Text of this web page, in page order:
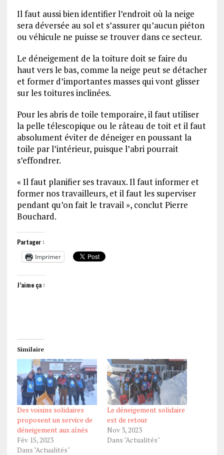
Il faut aussi bien identifier l’endroit où la neige
sera déversée au sol et s’assurer qu’aucun piéton
ou véhicule ne puisse se trouver dans ce secteur.
Le déneigement de la toiture doit se faire du
haut vers le bas, comme la neige peut se détacher
et former d’importantes masses qui vont glisser
sur les toitures inclinées.
Pour les abris de toile temporaire, il faut utiliser
la pelle télescopique ou le râteau de toit et il faut
absolument éviter de déneiger en poussant la
toile par l’intérieur, puisque l’abri pourrait
s’effondrer.
« Il faut planifier ses travaux. Il faut informer et
former nos travailleurs, et il faut les superviser
pendant qu’on fait le travail », conclut Pierre
Bouchard.
Partager :
Imprimer
J’aime ça :
Similaire
Des voisins solidaires
proposent un service de
déneigement aux aînés
Fév 15, 2023
Dans "Actualités"
Le déneigement solidaire
est de retour
Nov 3, 2023
Dans "Actualités"